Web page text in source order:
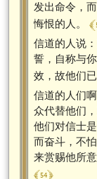
发出命令，
悔恨的人。 ﴿
信道的人说
誓，自称与
效，故他们
信道的人们
众代替他们
他们对信士
而奋斗，不
来赏赐他所